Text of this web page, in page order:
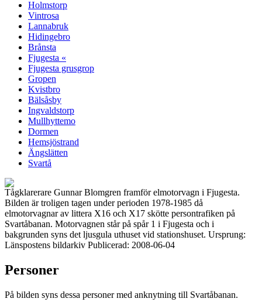
Holmstorp
Vintrosa
Lannabruk
Hidingebro
Brånsta
Fjugesta «
Fjugesta grusgrop
Gropen
Kvistbro
Bälsåsby
Ingvaldstorp
Mullhyttemo
Dormen
Hemsjöstrand
Ängslätten
Svartå
Tågklarerare Gunnar Blomgren framför elmotorvagn i Fjugesta.
Bilden är troligen tagen under perioden 1978-1985 då
elmotorvagnar av littera X16 och X17 skötte persontrafiken på
Svartåbanan. Motorvagnen står på spår 1 i Fjugesta och i
bakgrunden syns det ljusgula uthuset vid stationshuset. Ursprung:
Länspostens bildarkiv Publicerad: 2008-06-04
Personer
På bilden syns dessa personer med anknytning till Svartåbanan.